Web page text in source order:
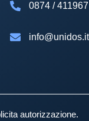
0874 / 411967
info@unidos.it
autorizzazione.